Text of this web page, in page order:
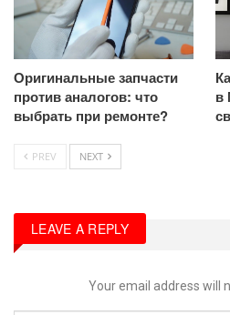
Оригинальные запчасти
против аналогов: что
выбрать при ремонте?
в
PREV NEXT
LEAVE A REPLY
Your email address will